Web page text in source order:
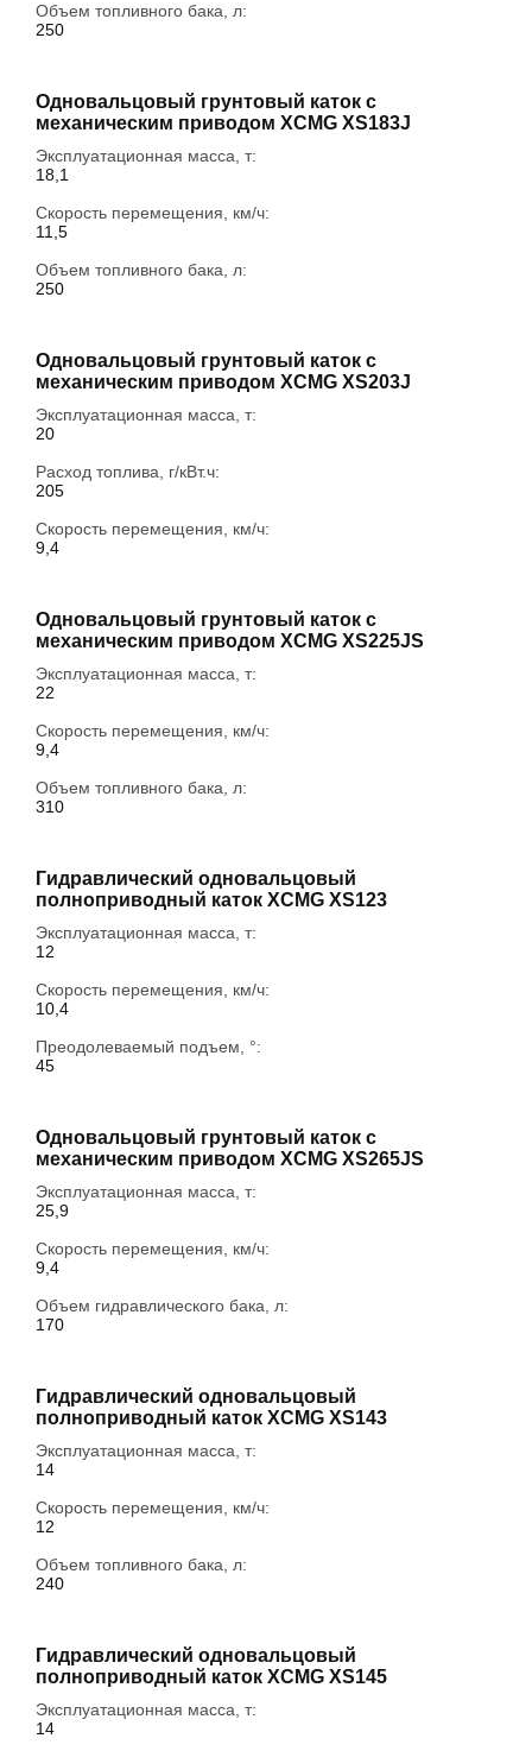
Объем топливного бака, л:
250
Одновальцовый грунтовый каток с
механическим приводом XCMG XS183J
Эксплуатационная масса, т:
18,1
Скорость перемещения, км/ч:
11,5
Объем топливного бака, л:
250
Одновальцовый грунтовый каток с
механическим приводом XCMG XS203J
Эксплуатационная масса, т:
20
Расход топлива, г/кВт.ч:
205
Скорость перемещения, км/ч:
9,4
Одновальцовый грунтовый каток с
механическим приводом XCMG XS225JS
Эксплуатационная масса, т:
22
Скорость перемещения, км/ч:
9,4
Объем топливного бака, л:
310
Гидравлический одновальцовый
полноприводный каток XCMG XS123
Эксплуатационная масса, т:
12
Скорость перемещения, км/ч:
10,4
Преодолеваемый подъем, °:
45
Одновальцовый грунтовый каток с
механическим приводом XCMG XS265JS
Эксплуатационная масса, т:
25,9
Скорость перемещения, км/ч:
9,4
Объем гидравлического бака, л:
170
Гидравлический одновальцовый
полноприводный каток XCMG XS143
Эксплуатационная масса, т:
14
Скорость перемещения, км/ч:
12
Объем топливного бака, л:
240
Гидравлический одновальцовый
полноприводный каток XCMG XS145
Эксплуатационная масса, т:
14